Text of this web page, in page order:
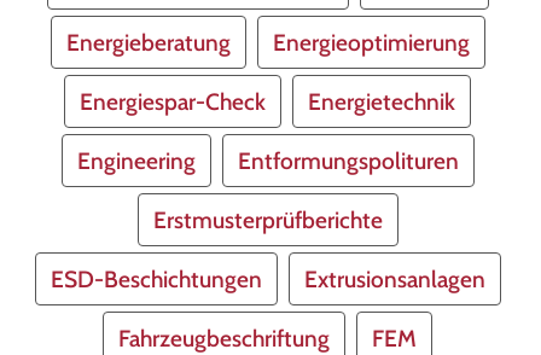
Energieberatung Energieoptimierung
Energiespar-Check Energietechnik
Engineering Entformungspolituren
Erstmusterprüfberichte
ESD-Beschichtungen Extrusionsanlagen
Fahrzeugbeschriftung FEM